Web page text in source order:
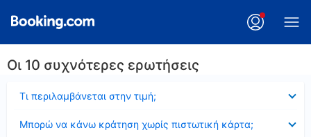
Οι 10 συχνότερες ερωτήσεις
Τι περιλαμβάνεται στην τιμή;
Μπορώ να κάνω κράτηση χωρίς πιστωτική κάρτα;